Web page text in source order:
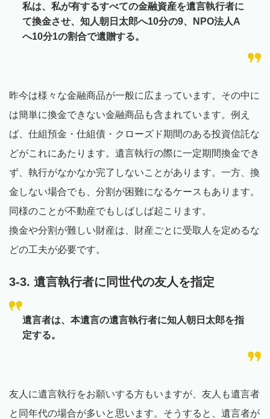
私は、私が有するすべての金融資産を遺言執行者に
て換金させ、知人朝日太郎へ10分の9、NPO法人A
へ10分1の割合で遺贈する。
昨今は様々な金融商品が一般に広まっています。その中に
は簡単に換金できない金融商品も含まれています。例え
ば、仕組預金・仕組債・クローズド期間のある投資信託な
どがこれにあたります。遺言執行の際に一定期間換金でき
ず、執行がなかなか完了しないことがあります。一方、換
金しない場合でも、分割が困難になるケースもあります。
同様のことが不動産でもしばしば起こります。
換金や分割が難しい財産は、財産ごとに受取人を定めるな
どの工夫が必要です。
3-3. 遺言執行者に同世代の友人を指定
遺言者は、本遺言の遺言執行者に知人朝日太郎を指
定する。
友人に遺言執行をお願いする方もいますが、友人も遺言者
と同年代の場合が多いと思います。そうすると、遺言者が